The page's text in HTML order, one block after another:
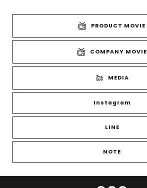
PRODUCT MOVIE
COMPANY MOVIE
MEDIA
Instagram
LINE
NOTE